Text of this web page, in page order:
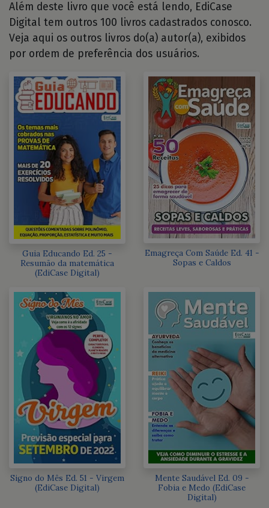
Além deste livro que você está lendo, EdiCase
Digital tem outros 100 livros cadastrados conosco.
Veja aqui os outros livros do(a) autor(a), exibidos
por ordem de preferência dos usuários.
Guia Educando Ed. 25 -
Resumão da matemática
(EdiCase Digital)
Emagreça Com Saúde Ed. 41 -
Sopas e Caldos
Signo do Mês Ed. 51 - Virgem
(EdiCase Digital)
Mente Saudável Ed. 09 -
Fobia e Medo (EdiCase
Digital)